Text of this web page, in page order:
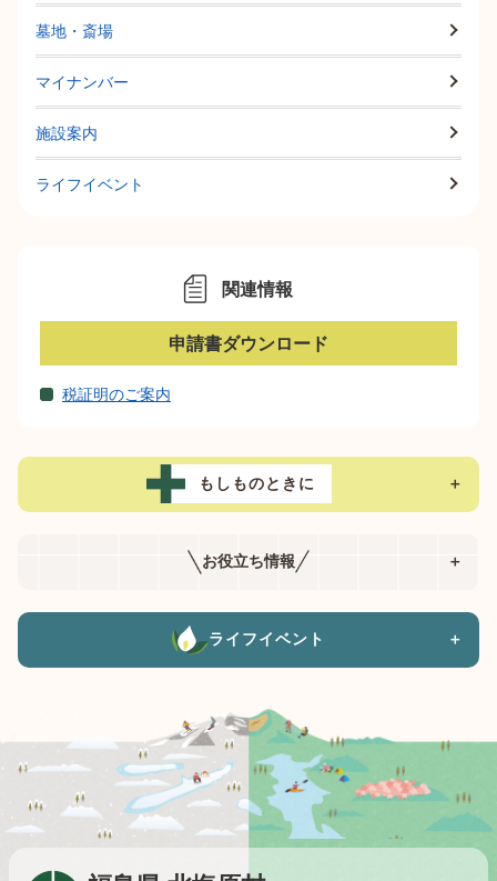
墓地・斎場
マイナンバー
施設案内
ライフイベント
関連情報
申請書ダウンロード
税証明のご案内
もしものときに ＋
お役立ち情報 ＋
ライフイベント ＋